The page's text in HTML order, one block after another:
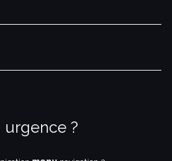
urgence ?